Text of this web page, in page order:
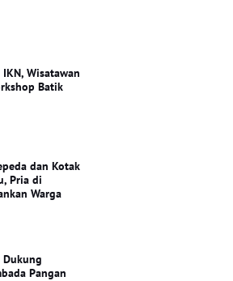
Wisatawan
Batik
dan Kotak
Pria di
Warga
Dukung
Pangan